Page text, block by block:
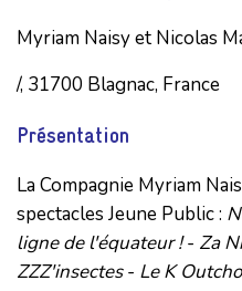
Myriam Naisy et Nicolas
/, 31700 Blagnac, France
Présentation
La Compagnie Myriam
spectacles Jeune Public :
ligne de l'équateur !- Za
ZZZ'insectes- Le K